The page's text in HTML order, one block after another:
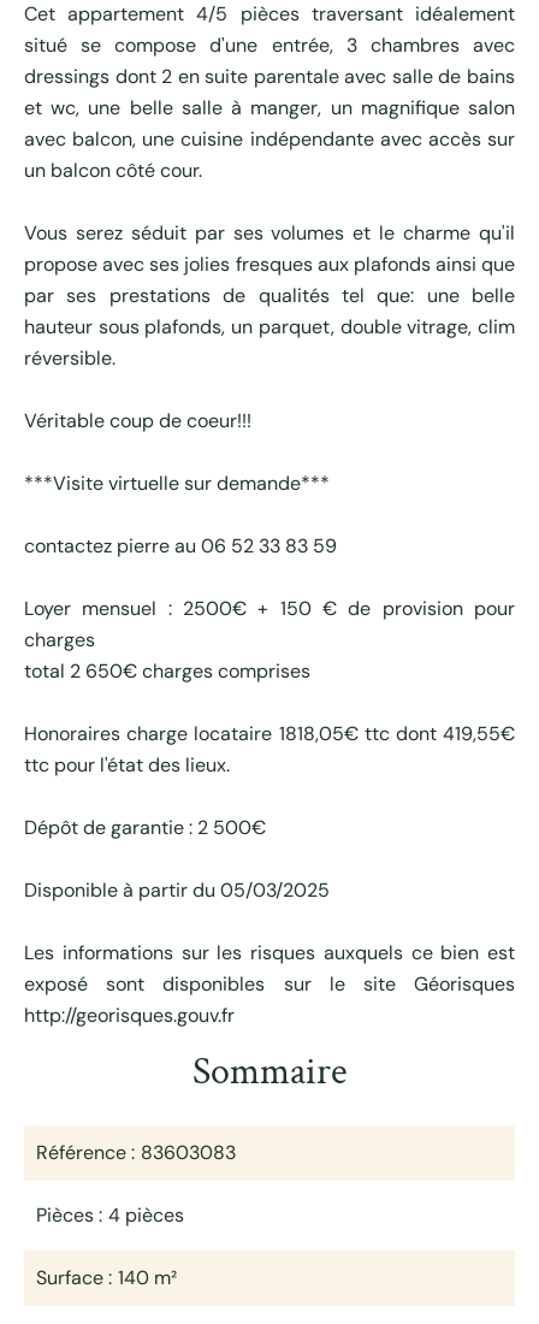
Cet appartement 4/5 pièces traversant idéalement
situé se compose d'une entrée, 3 chambres avec
dressings dont 2 en suite parentale avec salle de bains
et wc, une belle salle à manger, un magnifique salon
avec balcon, une cuisine indépendante avec accès sur
un balcon côté cour.
Vous serez séduit par ses volumes et le charme qu'il
propose avec ses jolies fresques aux plafonds ainsi que
par ses prestations de qualités tel que: une belle
hauteur sous plafonds, un parquet, double vitrage, clim
réversible.
Véritable coup de coeur!!!
***Visite virtuelle sur demande***
contactez pierre au 06 52 33 83 59
Loyer mensuel : 2500€ + 150 € de provision pour
charges
total 2 650€ charges comprises
Honoraires charge locataire 1818,05€ ttc dont 419,55€
ttc pour l'état des lieux.
Dépôt de garantie : 2 500€
Disponible à partir du 05/03/2025
Les informations sur les risques auxquels ce bien est
exposé sont disponibles sur le site Géorisques
http://georisques.gouv.fr
Sommaire
Référence 83603083
Pièces 4 pièces
Surface 140 m²